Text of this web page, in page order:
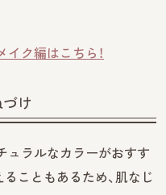
イク編はこちら！
け
ュラルなカラーがおすす
こともあるため、肌なじ